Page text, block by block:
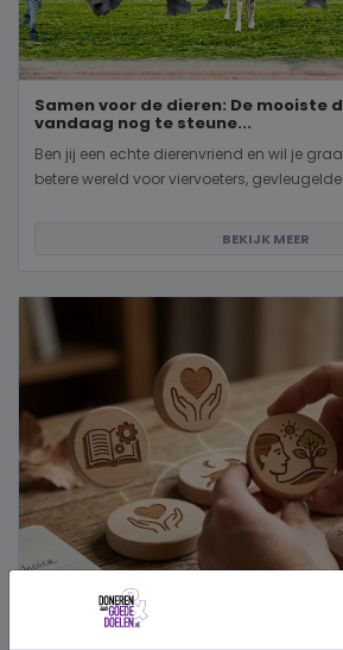
Samen voor de dieren: De mooiste
vandaag nog te steune...
Ben jij een echte dierenvriend en wil je
betere wereld voor viervoeters,
BEKIJK MEER